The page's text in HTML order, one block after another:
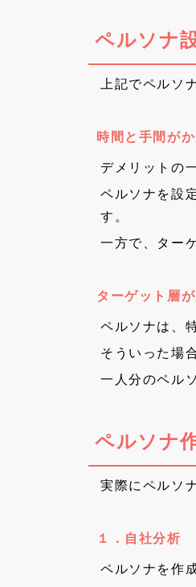
ペルソナ
上記でペルソ
時間と手間が
デメリットの
ペルソナを設
す。
一方で、ター
ターゲット層
ペルソナは、
そういった場
一人分のペル
ペルソナ
実際にペルソ
１．自社分析
ペルソナを作